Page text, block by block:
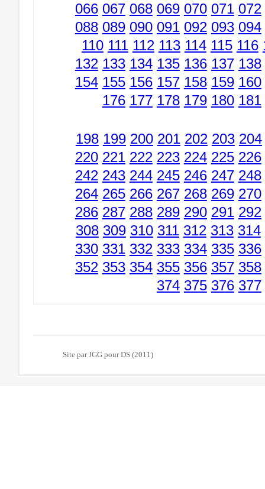
066 067 068 069 070 071 072
088 089 090 091 092 093 094
110 111 112 113 114 115 116
132 133 134 135 136 137 138
154 155 156 157 158 159 160
176 177 178 179 180 181
198 199 200 201 202 203 204
220 221 222 223 224 225 226
242 243 244 245 246 247 248
264 265 266 267 268 269 270
286 287 288 289 290 291 292
308 309 310 311 312 313 314
330 331 332 333 334 335 336
352 353 354 355 356 357 358
374 375 376 377
Site par JGG pour DS (2011)